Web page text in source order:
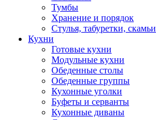
Тумбы
Хранение и порядок
Стулья, табуретки, скамьи
Кухни
Готовые кухни
Модульные кухни
Обеденные столы
Обеденные группы
Кухонные уголки
Буфеты и серванты
Кухонные диваны